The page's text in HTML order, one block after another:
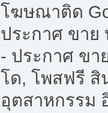
โฆษณาติด
ประกาศ ขาย
- ประกาศ ขา
โด, โพสฟรี สิ
อุตสาหกรรม